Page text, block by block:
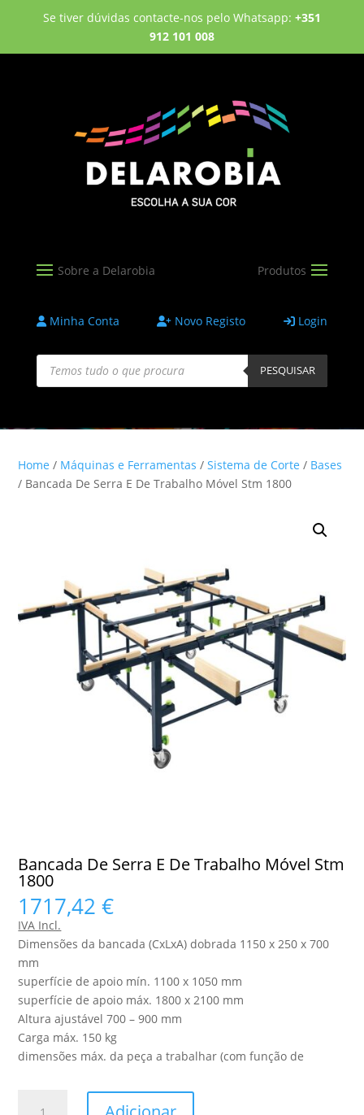
Se tiver dúvidas contacte-nos pelo Whatsapp: +351
912 101 008
Minha Conta Novo Registo Login
Products
search PESQUISAR
Home / Máquinas e Ferramentas /Sistema de Corte / Bases
/ Bancada De Serra E De Trabalho Móvel Stm 1800
Bancada De Serra E De Trabalho Móvel Stm
1800
1717,42€
IVA Incl.
Dimensões da bancada (CxLxA) dobrada 1150 x 250 x 700
mm
superfície de apoio mín. 1100 x 1050 mm
superfície de apoio máx. 1800 x 2100 mm
Altura ajustável 700 – 900 mm
Carga máx. 150 kg
dimensões máx. da peça a trabalhar (com função de